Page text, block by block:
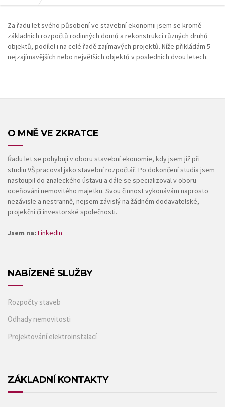
Za řadu let svého působení ve stavební ekonomii jsem se kromě
základních rozpočtů rodinných domů a rekonstrukcí různých druhů
objektů, podílel i na celé řadě zajímavých projektů. Níže přikládám 5
nejzajímavějších nebo největších objektů v posledních dvou letech.
O MNĚ VE ZKRATCE
Řadu let se pohybuji v oboru stavební ekonomie, kdy jsem již při
studiu VŠ pracoval jako stavební rozpočtář. Po dokončení studia jsem
nastoupil do znaleckého ústavu a dále se specializoval v oboru
oceňování nemovitého majetku. Svou činnost vykonávám naprosto
nezávisle a nestranně, nejsem závislý na žádném dodavatelské,
projekční či investorské společnosti.
Jsem na: LinkedIn
NABÍZENÉ SLUŽBY
Rozpočty staveb
Odhady nemovitosti
Projektování elektroinstalací
ZÁKLADNÍ KONTAKTY